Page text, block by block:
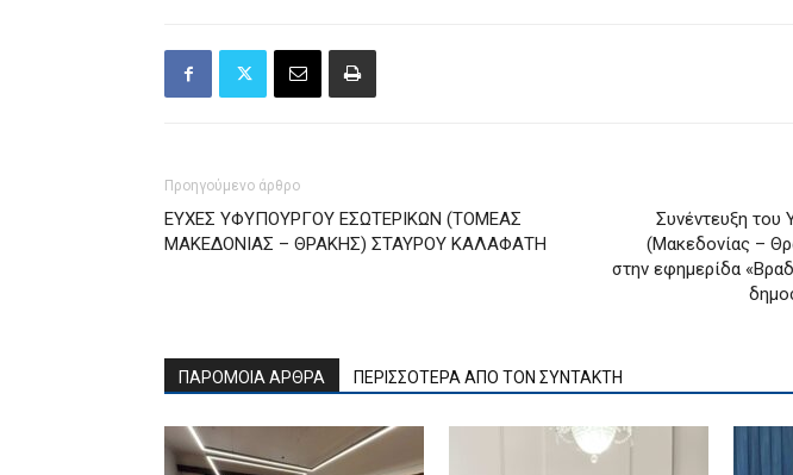
Προηγούμενο άρθρο
ΕΥΧΕΣ ΥΦΥΠΟΥΡΓΟΥ ΕΣΩΤΕΡΙΚΩΝ (ΤΟΜΕΑΣ
ΜΑΚΕΔΟΝΙΑΣ – ΘΡΑΚΗΣ) ΣΤΑΥΡΟΥ ΚΑΛΑΦΑΤΗ
Συνέντευξη
(Μακεδονίας –
στην εφημερίδα
ΠΑΡΟΜΟΙΑ ΑΡΘΡΑ ΠΕΡΙΣΣΟΤΕΡΑ ΑΠΟ ΤΟΝ ΣΥΝΤΑΚΤΗ